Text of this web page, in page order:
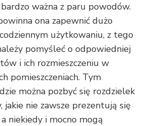
ważna z paru powodów.
ona zapewnić dużo
użytkowaniu, z tego
pomyśleć o odpowiedniej
i ich rozmieszczeniu w
pomieszczeniach. Tym
można pozbyć się rozdzielek
jakie nie zawsze prezentują się
niekiedy i mocno mogą